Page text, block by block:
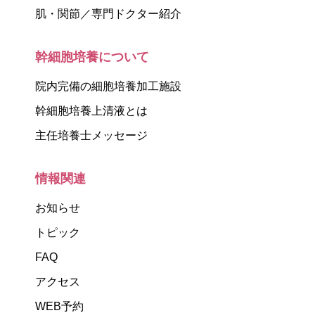
肌・関節／専門ドクター紹介
幹細胞培養について
院内完備の細胞培養加工施設
幹細胞培養上清液とは
主任培養士メッセージ
情報関連
お知らせ
トピック
FAQ
アクセス
WEB予約